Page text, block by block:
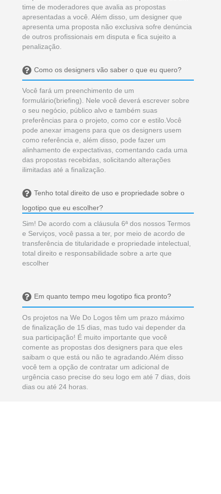
time de moderadores que avalia as propostas
apresentadas a você. Além disso, um designer que
apresenta uma proposta não exclusiva sofre denúncia
de outros profissionais em disputa e fica sujeito a
penalização.
Como os designers vão saber o que eu quero?
Você fará um preenchimento de um
formulário(briefing). Nele você deverá escrever sobre
o seu negócio, público alvo e também suas
preferências para o projeto, como cor e estilo.Você
pode anexar imagens para que os designers usem
como referência e, além disso, pode fazer um
alinhamento de expectativas, comentando cada uma
das propostas recebidas, solicitando alterações
ilimitadas até a finalização.
Tenho total direito de uso e propriedade sobre o
logotipo que eu escolher?
Sim! De acordo com a cláusula 6ª dos nossos Termos
e Serviços, você passa a ter, por meio de acordo de
transferência de titularidade e propriedade intelectual,
total direito e responsabilidade sobre a arte que
escolher
Em quanto tempo meu logotipo fica pronto?
Os projetos na We Do Logos têm um prazo máximo
de finalização de 15 dias, mas tudo vai depender da
sua participação! É muito importante que você
comente as propostas dos designers para que eles
saibam o que está ou não te agradando.Além disso
você tem a opção de contratar um adicional de
urgência caso precise do seu logo em até 7 dias, dois
dias ou até 24 horas.